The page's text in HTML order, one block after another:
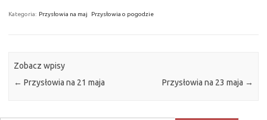
Kategoria: Przysłowia na maj Przysłowia o pogodzie
Zobacz wpisy
← Przysłowia na 21 maja Przysłowia na 23 maja →